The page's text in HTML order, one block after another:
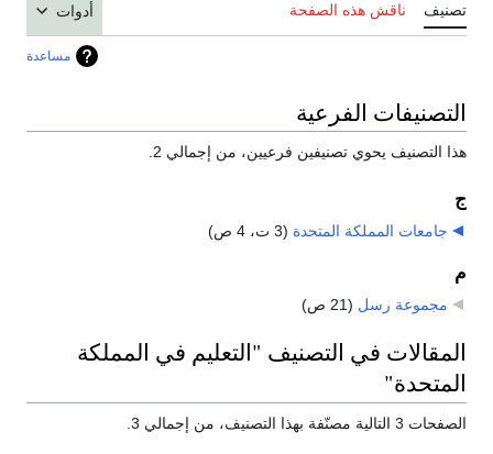
تصنيف ناقش هذه الصفحة أدوات
مساعدة
التصنيفات الفرعية
هذا التصنيف يحوي تصنيفين فرعيين، من إجمالي 2.
ج
جامعات المملكة المتحدة (3 ت، 4 ص)
م
مجموعة رسل (21 ص)
المقالات في التصنيف "التعليم في المملكة
المتحدة"
الصفحات 3 التالية مصنّفة بهذا التصنيف، من إجمالي 3.